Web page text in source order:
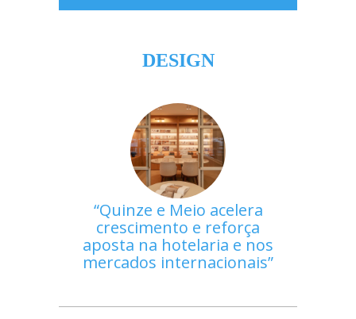
DESIGN
Quinze e Meio acelera
crescimento e reforça
aposta na hotelaria e nos
mercados internacionais